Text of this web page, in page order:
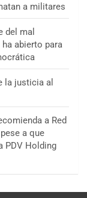
a militares
del mal
abierto para
la justicia al
a Red
a que
PDV Holding